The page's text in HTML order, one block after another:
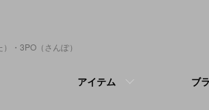
・3PO（さんぽ）
アイテム ブ